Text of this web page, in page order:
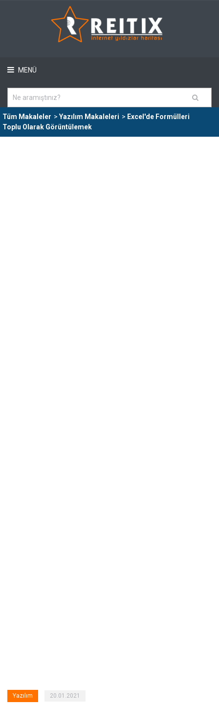
MENÜ
Tüm Makaleler > Yazılım Makaleleri > Excel'de Formülleri
Toplu Olarak Görüntülemek
Yazılım 20.01.2021